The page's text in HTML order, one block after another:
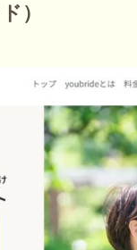
）